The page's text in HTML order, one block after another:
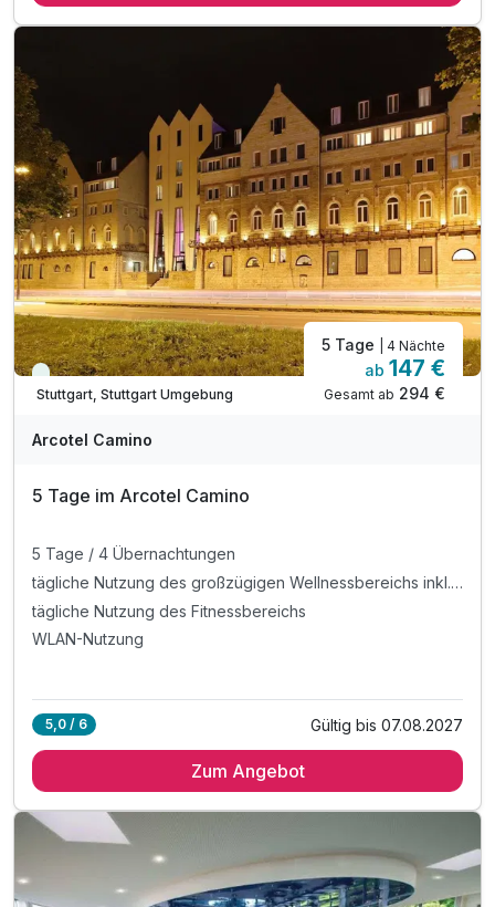
Inkl. Entspannen im Nouri SPA auf 1.500 m²
inkl. Saunanutzung im Hotel (3 Saunen)
Inkl. Wellnesstasche für Ihren Aufenthalt
Inkl. Nutzung ÖPNV über die KONUS Card
Inkl. WLAN
Viele Termine frei
Stuttgart, Stuttgart Umgebung
5 Tage | 4 Nächte
ab 147 €
Gesamt ab 294 €
Arcotel Camino
5 Tage im Arcotel Camino
5 Tage / 4 Übernachtungen
tägliche Nutzung des großzügigen Wellnessbereichs inkl. Sauna, Dampfbad und Erlebnisduschen
tägliche Nutzung des Fitnessbereichs
WLAN-Nutzung
5,0 / 6 Gültig bis 07.08.2027
Zum Angebot